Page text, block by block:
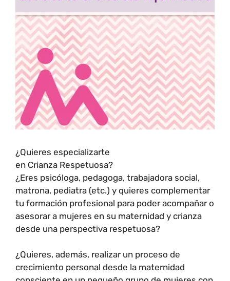
¿Quieres especializarte
en Crianza Respetuosa?
¿Eres psicóloga, pedagoga, trabajadora social,
matrona, pediatra (etc.) y quieres complementar
tu formación profesional para poder acompañar o
asesorar a mujeres en su maternidad y crianza
desde una perspectiva respetuosa?
¿Quieres, además, realizar un proceso de
crecimiento personal desde la maternidad